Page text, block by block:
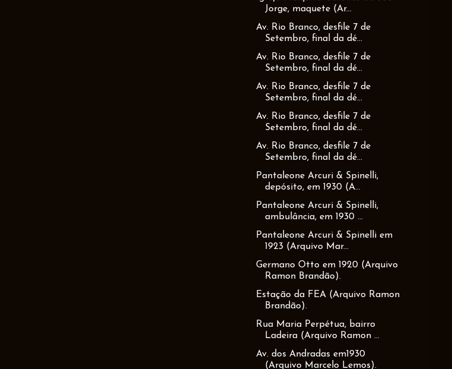
Jorge, maquete (Ar...
Av. Rio Branco, desfile 7 de
Setembro, final da dé...
Av. Rio Branco, desfile 7 de
Setembro, final da dé...
Av. Rio Branco, desfile 7 de
Setembro, final da dé...
Av. Rio Branco, desfile 7 de
Setembro, final da dé...
Av. Rio Branco, desfile 7 de
Setembro, final da dé...
Pantaleone Arcuri & Spinelli,
depósito, em 1930 (A...
Pantaleone Arcuri & Spinelli,
ambulância, em 1930 ...
Pantaleone Arcuri & Spinelli em
1923 (Arquivo Mar...
Germano Otto em 1920 (Arquivo
Ramon Brandão).
Estação da FEA (Arquivo Ramon
Brandão).
Rua Maria Perpétua, bairro
Ladeira (Arquivo Ramon ...
Av. dos Andradas em1930
(Arquivo Marcelo Lemos).